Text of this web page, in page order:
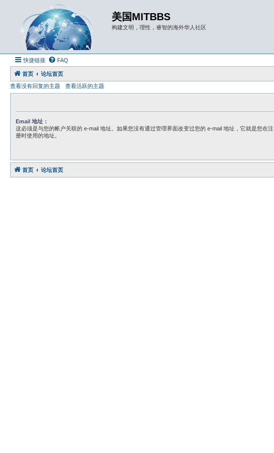
美国MITBBS
构建文明，理性，睿智的海外华人社区
快捷链接 FAQ
首页
论坛首页
查看没有回复的主题
查看活跃的主题
Email 地址：
这必须是与您的帐户关联的 e-mail 地址。如果您没有通过管理界面改变过您的 e-mail 地址，它就是您在注
册时使用的地址。
首页 论坛首页